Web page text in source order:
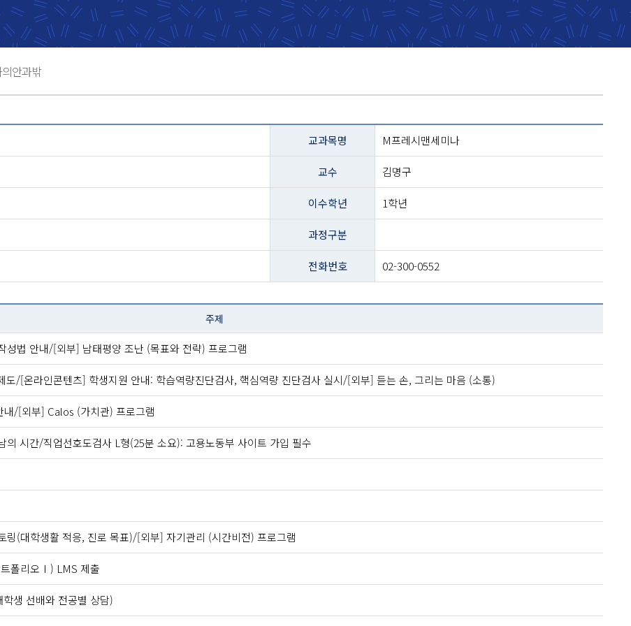
안과밖
교과목명 M프레시맨세미나
교수 김명구
이수학년 1학년
과정구분
전화번호 02-300-0552
주제
성법 안내/[외부] 남태평양 조난 (목표와 전략) 프로그램
도/[온라인콘텐츠] 학생지원 안내: 학습역량진단검사, 핵심역량 진단검사 실시/[외부] 듣는 손, 그리는 마음 (소통)
/[외부] Calos (가치관) 프로그램
의 시간/직업선호도검사 L형(25분 소요): 고용노동부 사이트 가입 필수
링(대학생활 적응, 진로 목표)/[외부] 자기관리 (시간비전) 프로그램
폴리오Ⅰ) LMS 제출
생 선배와 전공별 상담)